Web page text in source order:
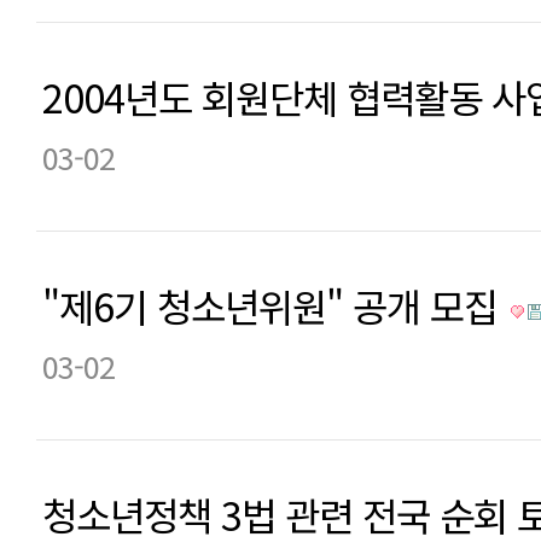
2004년도 회원단체 협력활동
03-02
"제6기 청소년위원" 공개 모집
03-02
청소년정책 3법 관련 전국 순회